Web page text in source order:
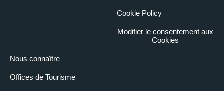
Nous connaître
Offices de Tourisme
Cookie Policy
Modifier le consentement aux
Cookies